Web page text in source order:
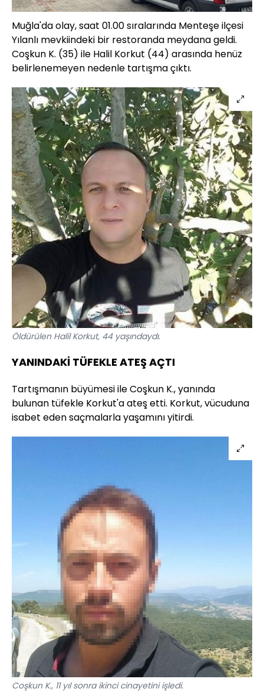
Muğla'da olay, saat 01.00 sıralarında Menteşe ilçesi
Yılanlı mevkiindeki bir restoranda meydana geldi.
Coşkun K. (35) ile Halil Korkut (44) arasında henüz
belirlenemeyen nedenle tartışma çıktı.
Öldürülen Halil Korkut, 44 yaşındaydı.
YANINDAKİ TÜFEKLE ATEŞ AÇTI
Tartışmanın büyümesi ile Coşkun K., yanında
bulunan tüfekle Korkut'a ateş etti. Korkut, vücuduna
isabet eden saçmalarla yaşamını yitirdi.
Coşkun K., 11 yıl sonra ikinci cinayetini işledi.